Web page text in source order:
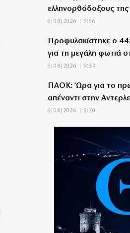
ελληνορθόδοξους
6|08|2026 | 9:56
Προφυλακίστηκε ο
για τη μεγάλη φωτιά
6|08|2026 | 9:53
ΠΑΟΚ: Ώρα για το
απέναντι στην
6|08|2026 | 9:30
ανθρώπους…
6|08|2026 | 9:27
Μυστράς: Η αδελφή
«έσπασε» το μυστήριο
Η αυτοκριτική κάηκε